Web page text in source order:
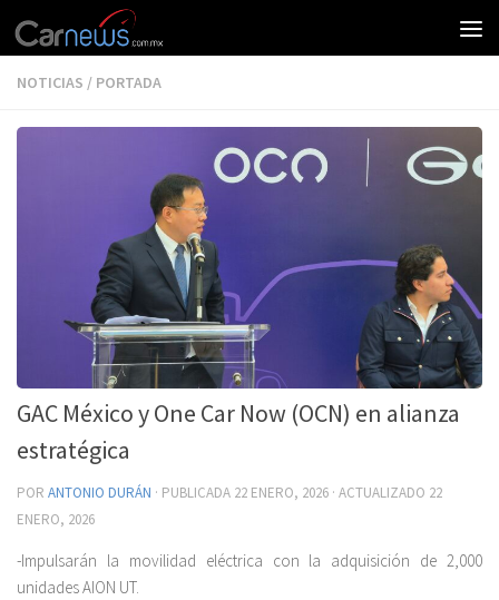
NOTICIAS / PORTADA
GAC México y One Car Now (OCN) en alianza
estratégica
POR ANTONIO DURÁN · PUBLICADA 22 ENERO, 2026 · ACTUALIZADO 22
ENERO, 2026
-Impulsarán la movilidad eléctrica con la adquisición de 2,000
unidades AION UT.